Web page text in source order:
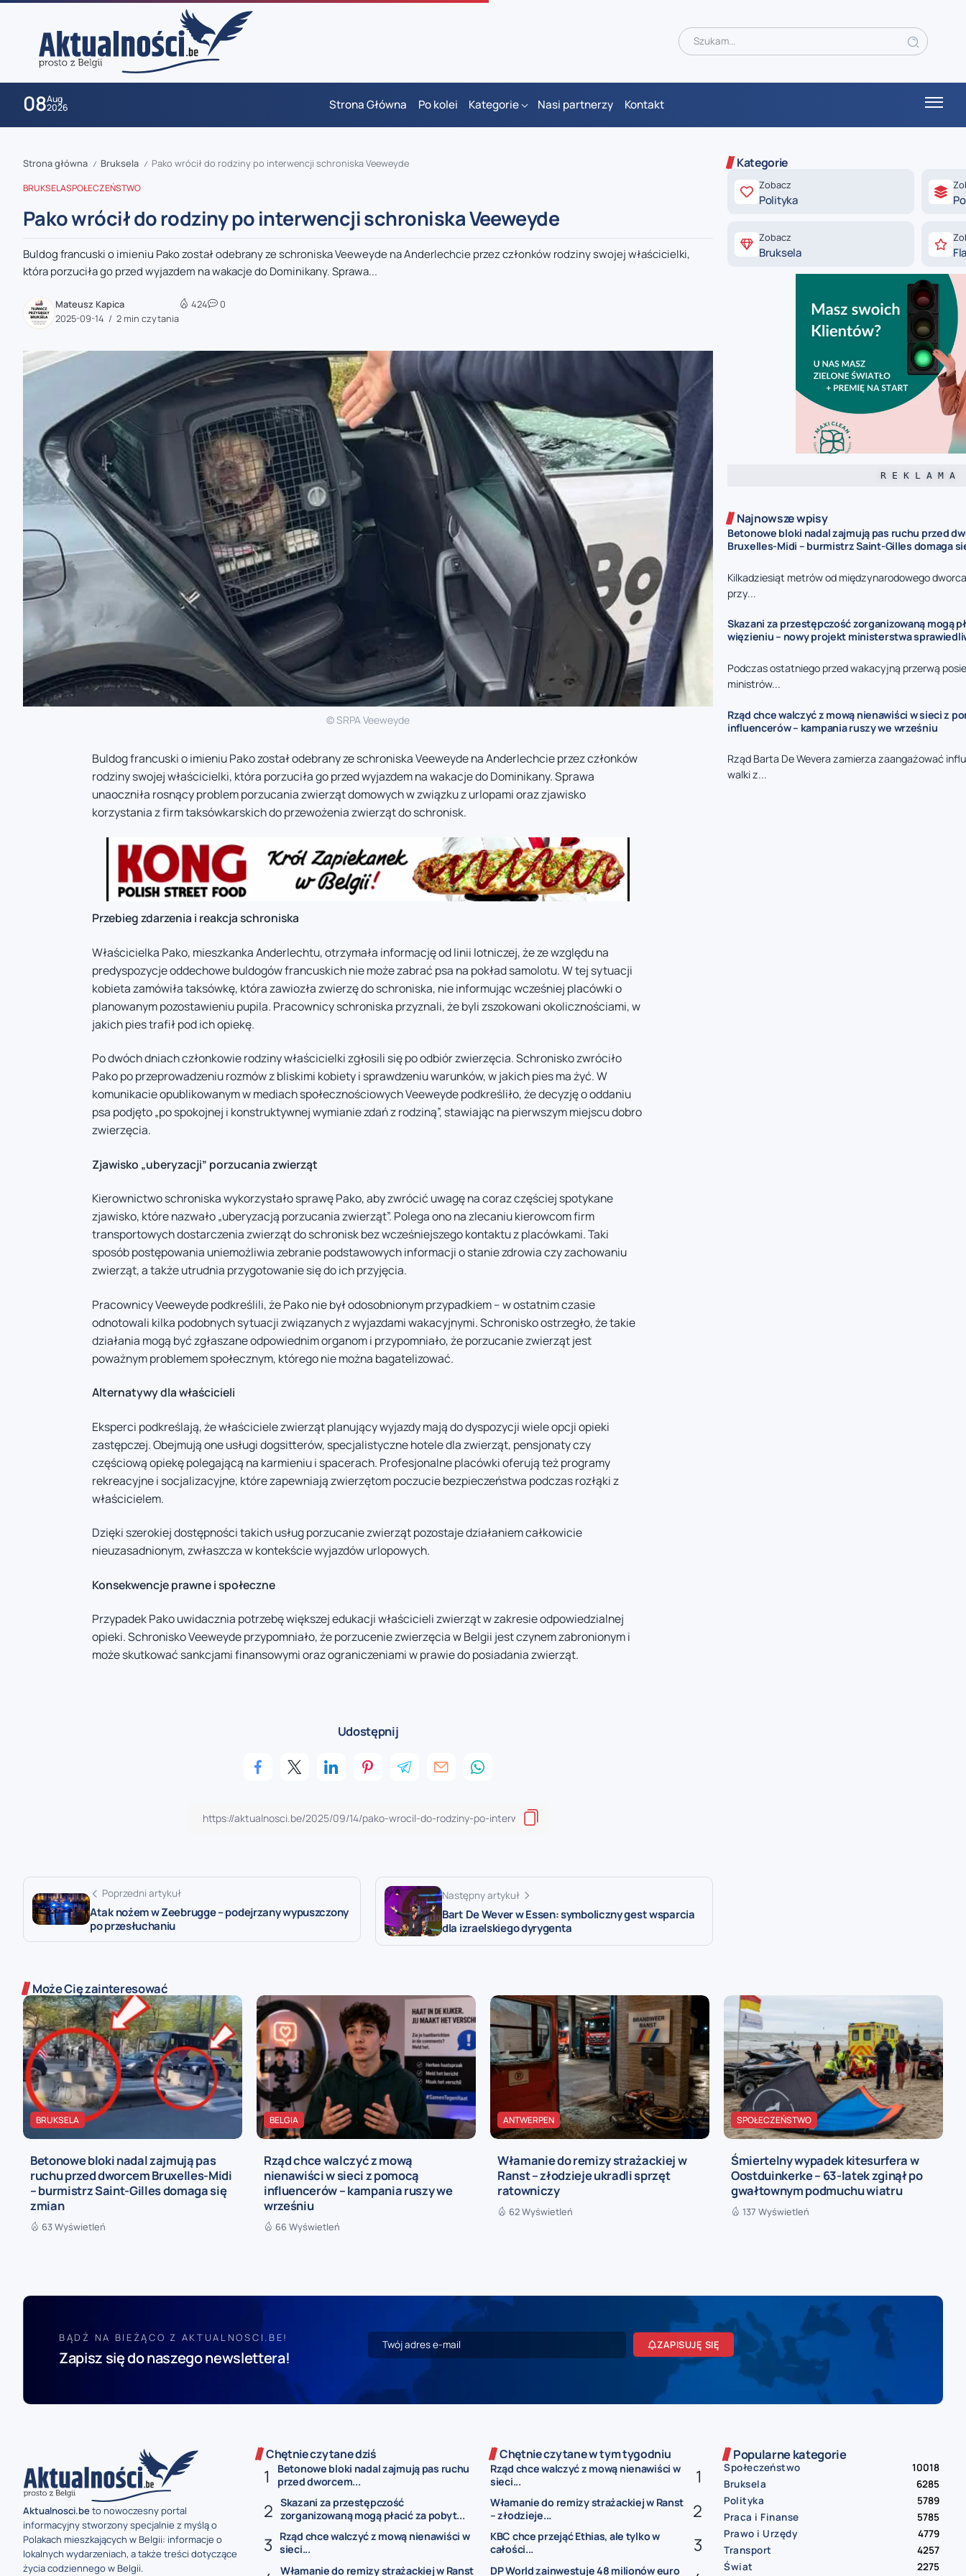
08Aug
2026 Strona Główna Po kolei Kategorie Nasi partnerzy Kontakt
zaobserwuj nas
zaobserwuj nas
zaobserwuj nas
zaobserwuj nas
zaobserwuj nas
Strona główna / Bruksela / Pako wrócił do rodziny po interwencji schroniska Veeweyde
BRUKSELASPOŁECZEŃSTWO
Pako wrócił do rodziny po interwencji schroniska Veeweyde
Buldog francuski o imieniu Pako został odebrany ze schroniska Veeweyde na Anderlechcie przez członków rodziny swojej właścicielki,
która porzuciła go przed wyjazdem na wakacje do Dominikany. Sprawa...
Mateusz Kapica
2025-09-14
2 min czytania
424 0
© SRPA Veeweyde
Buldog francuski o imieniu Pako został odebrany ze schroniska Veeweyde na Anderlechcie przez członków
rodziny swojej właścicielki, która porzuciła go przed wyjazdem na wakacje do Dominikany. Sprawa
unaoczniła rosnący problem porzucania zwierząt domowych w związku z urlopami oraz zjawisko
korzystania z firm taksówkarskich do przewożenia zwierząt do schronisk.
Przebieg zdarzenia i reakcja schroniska
Właścicielka Pako, mieszkanka Anderlechtu, otrzymała informację od linii lotniczej, że ze względu na
predyspozycje oddechowe buldogów francuskich nie może zabrać psa na pokład samolotu. W tej sytuacji
kobieta zamówiła taksówkę, która zawiozła zwierzę do schroniska, nie informując wcześniej placówki o
planowanym pozostawieniu pupila. Pracownicy schroniska przyznali, że byli zszokowani okolicznościami, w
jakich pies trafił pod ich opiekę.
Po dwóch dniach członkowie rodziny właścicielki zgłosili się po odbiór zwierzęcia. Schronisko zwróciło
Pako po przeprowadzeniu rozmów z bliskimi kobiety i sprawdzeniu warunków, w jakich pies ma żyć. W
komunikacie opublikowanym w mediach społecznościowych Veeweyde podkreśliło, że decyzję o oddaniu
psa podjęto „po spokojnej i konstruktywnej wymianie zdań z rodziną”, stawiając na pierwszym miejscu dobro
zwierzęcia.
Zjawisko „uberyzacji” porzucania zwierząt
Kierownictwo schroniska wykorzystało sprawę Pako, aby zwrócić uwagę na coraz częściej spotykane
zjawisko, które nazwało „uberyzacją porzucania zwierząt”. Polega ono na zlecaniu kierowcom firm
transportowych dostarczenia zwierząt do schronisk bez wcześniejszego kontaktu z placówkami. Taki
sposób postępowania uniemożliwia zebranie podstawowych informacji o stanie zdrowia czy zachowaniu
zwierząt, a także utrudnia przygotowanie się do ich przyjęcia.
Pracownicy Veeweyde podkreślili, że Pako nie był odosobnionym przypadkiem – w ostatnim czasie
odnotowali kilka podobnych sytuacji związanych z wyjazdami wakacyjnymi. Schronisko ostrzegło, że takie
działania mogą być zgłaszane odpowiednim organom i przypomniało, że porzucanie zwierząt jest
poważnym problemem społecznym, którego nie można bagatelizować.
Alternatywy dla właścicieli
Eksperci podkreślają, że właściciele zwierząt planujący wyjazdy mają do dyspozycji wiele opcji opieki
zastępczej. Obejmują one usługi dogsitterów, specjalistyczne hotele dla zwierząt, pensjonaty czy
częściową opiekę polegającą na karmieniu i spacerach. Profesjonalne placówki oferują też programy
rekreacyjne i socjalizacyjne, które zapewniają zwierzętom poczucie bezpieczeństwa podczas rozłąki z
właścicielem.
Dzięki szerokiej dostępności takich usług porzucanie zwierząt pozostaje działaniem całkowicie
nieuzasadnionym, zwłaszcza w kontekście wyjazdów urlopowych.
Konsekwencje prawne i społeczne
Przypadek Pako uwidacznia potrzebę większej edukacji właścicieli zwierząt w zakresie odpowiedzialnej
opieki. Schronisko Veeweyde przypomniało, że porzucenie zwierzęcia w Belgii jest czynem zabronionym i
może skutkować sankcjami finansowymi oraz ograniczeniami w prawie do posiadania zwierząt.
Udostępnij
Poprzedni artykuł
Atak nożem w Zeebrugge – podejrzany wypuszczony
po przesłuchaniu
Następny artykuł
Bart De Wever w Essen: symboliczny gest wsparcia
dla izraelskiego dyrygenta
Kategorie
Zobacz
Polityka
Zobacz
Bruksela
R E K L A M A
Najnowsze wpisy
Betonowe bloki nadal zajmują pas ruchu przed
Bruxelles-Midi – burmistrz Saint-Gilles domaga
Kilkadziesiąt metrów od międzynarodowego
przy...
Skazani za przestępczość zorganizowaną mogą
więzieniu – nowy projekt ministerstwa
Podczas ostatniego przed wakacyjną przerwą
ministrów...
Rząd chce walczyć z mową nienawiści w sieci z
influencerów – kampania ruszy we wrześniu
Rząd Barta De Wevera zamierza zaangażować
walki z...
Może Cię zainteresować
BRUKSELA
Betonowe bloki nadal zajmują pas
ruchu przed dworcem Bruxelles-Midi
– burmistrz Saint-Gilles domaga się
zmian
63 Wyświetleń
BELGIA
Rząd chce walczyć z mową
nienawiści w sieci z pomocą
influencerów – kampania ruszy we
wrześniu
66 Wyświetleń
ANTWERPEN
Włamanie do remizy strażackiej w
Ranst – złodzieje ukradli sprzęt
ratowniczy
62 Wyświetleń
SPOŁECZEŃSTWO
Śmiertelny wypadek kitesurfera w
Oostduinkerke – 63-latek zginął po
gwałtownym podmuchu wiatru
137 Wyświetleń
BĄDŹ NA BIEŻĄCO Z AKTUALNOSCI.BE!
Zapisz się do naszego newslettera!
ZAPISUJĘ SIĘ
Aktualnosci.beto nowoczesny portal
informacyjny stworzony specjalnie z myślą o
Polakach mieszkających w Belgii: informacje o
lokalnych wydarzeniach, a także treści dotyczące
życia codziennego w Belgii.
Chętnie czytane dziś
Betonowe bloki nadal zajmują pas ruchu
przed dworcem...
Skazani za przestępczość
zorganizowaną mogą płacić za pobyt...
Rząd chce walczyć z mową nienawiści w
sieci...
Włamanie do remizy strażackiej w Ranst
Chętnie czytane w tym tygodniu
Rząd chce walczyć z mową nienawiści w
sieci...
Włamanie do remizy strażackiej w Ranst
– złodzieje...
KBC chce przejąć Ethias, ale tylko w
całości...
DP World zainwestuje 48 milionów euro
Popularne kategorie
Społeczeństwo
10018
Bruksela
6285
Polityka
5789
Praca i Finanse
5785
Prawo i Urzędy
4779
Transport
4257
Świat
2275